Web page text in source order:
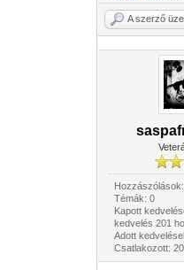
A szerző
Témák: 0
Kapott
kedvelés 201
Adott
Csatlakozott: